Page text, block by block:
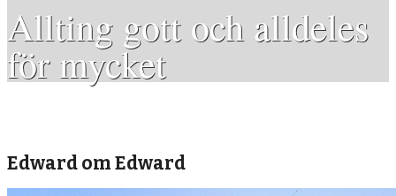
Allting gott och alldeles
för mycket
Edward om Edward